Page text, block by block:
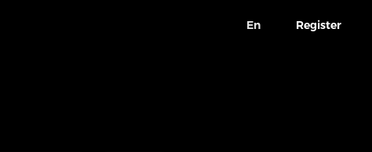
En Register